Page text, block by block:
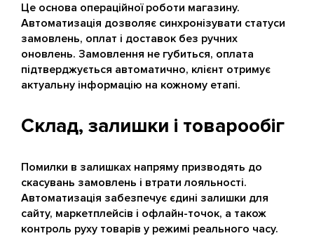
Це основа операційної роботи магазину.
Автоматизація дозволяє синхронізувати статуси
замовлень, оплат і доставок без ручних
оновлень. Замовлення не губиться, оплата
підтверджується автоматично, клієнт отримує
актуальну інформацію на кожному етапі.
Склад, залишки і товарообіг
Помилки в залишках напряму призводять до
скасувань замовлень і втрати лояльності.
Автоматизація забезпечує єдині залишки для
сайту, маркетплейсів і офлайн-точок, а також
контроль руху товарів у режимі реального часу.